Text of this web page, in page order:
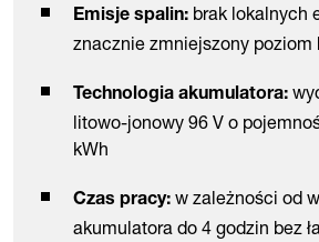
Emisje spalin: brak lokalnych
znacznie zmniejszony poziom
Technologia akumulatora:
litowo-jonowy 96 V o
kWh
Czas pracy: w zależności od
akumulatora do 4 godzin bez